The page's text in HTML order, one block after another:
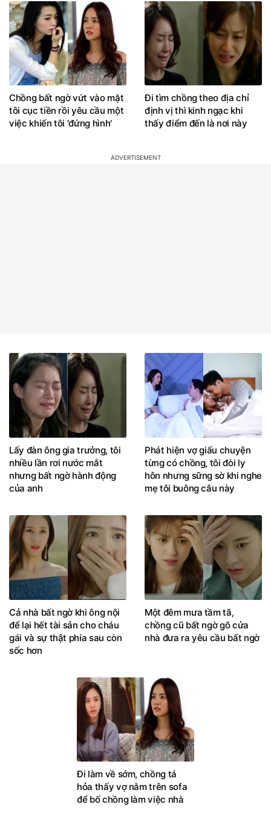
Chồng bất ngờ vứt vào mặt
tôi cục tiền rồi yêu cầu một
việc khiến tôi 'đứng hình'
Đi tìm chồng theo địa chỉ
định vị thì kinh ngạc khi
thấy điểm đến là nơi này
Lấy đàn ông gia trưởng, tôi
nhiều lần rơi nước mắt
nhưng bất ngờ hành động
của anh
Phát hiện vợ giấu chuyện
từng có chồng, tôi đòi ly
hôn nhưng sững sờ khi nghe
mẹ tôi buông câu này
Cả nhà bất ngờ khi ông nội
để lại hết tài sản cho cháu
gái và sự thật phía sau còn
sốc hơn
Một đêm mưa tầm tã,
chồng cũ bất ngờ gõ cửa
nhà đưa ra yêu cầu bất ngờ
Đi làm về sớm, chồng tá
hỏa thấy vợ nằm trên sofa
để bố chồng làm việc nhà